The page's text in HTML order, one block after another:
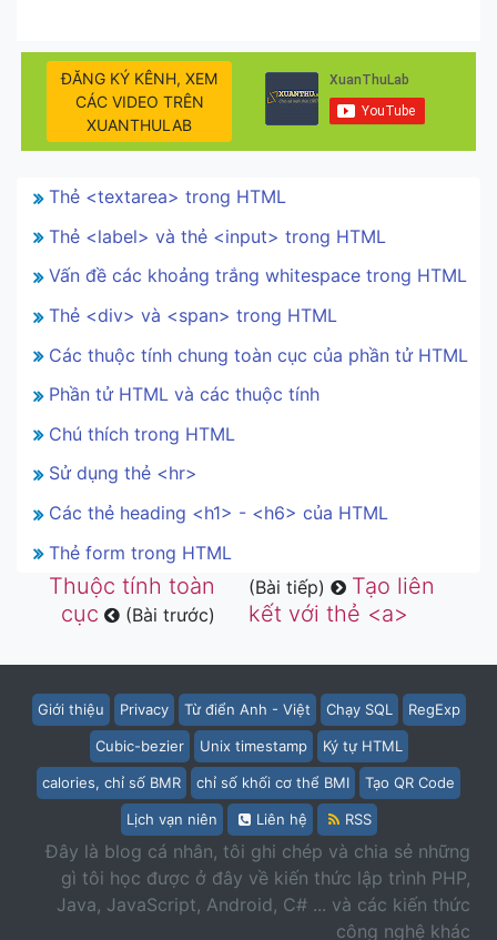
ĐĂNG KÝ KÊNH, XEM
CÁC VIDEO TRÊN
XUANTHULAB
Thẻ <textarea> trong HTML
Thẻ <label> và thẻ <input> trong HTML
Vấn đề các khoảng trắng whitespace trong HTML
Thẻ <div> và <span> trong HTML
Các thuộc tính chung toàn cục của phần tử HTML
Phần tử HTML và các thuộc tính
Chú thích trong HTML
Sử dụng thẻ <hr>
Các thẻ heading <h1> - <h6> của HTML
Thẻ form trong HTML
Thuộc tính toàn
cục
(Bài trước)
(Bài tiếp)
Tạo liên
kết với thẻ <a>
Giới thiệu Privacy Từ điển Anh - Việt Chạy SQL RegExp
Cubic-bezier Unix timestamp Ký tự HTML
calories, chỉ số BMR chỉ số khối cơ thể BMI Tạo QR Code
Lịch vạn niên Liên hệ RSS
Đây là blog cá nhân, tôi ghi chép và chia sẻ những
gì tôi học được ở đây về kiến thức lập trình PHP,
Java, JavaScript, Android, C# ... và các kiến thức
công nghệ khác